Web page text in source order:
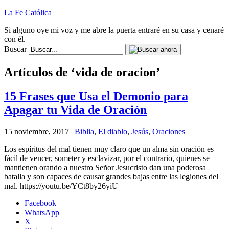
La Fe Católica
Si alguno oye mi voz y me abre la puerta entraré en su casa y cenaré
con él.
Buscar
Artículos de ‘vida de oracion’
15 Frases que Usa el Demonio para
Apagar tu Vida de Oración
15 noviembre, 2017 | Biblia, El diablo, Jesús, Oraciones
Los espíritus del mal tienen muy claro que un alma sin oración es
fácil de vencer, someter y esclavizar, por el contrario, quienes se
mantienen orando a nuestro Señor Jesucristo dan una poderosa
batalla y son capaces de causar grandes bajas entre las legiones del
mal. https://youtu.be/YCt8by26yiU
Facebook
WhatsApp
X